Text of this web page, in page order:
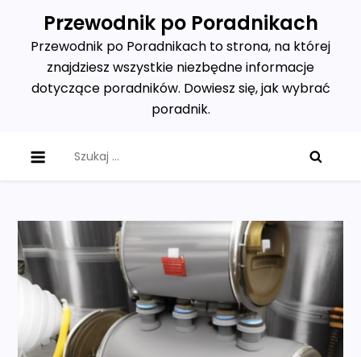
content
Przewodnik po Poradnikach
Przewodnik po Poradnikach to strona, na której
znajdziesz wszystkie niezbędne informacje
dotyczące poradników. Dowiesz się, jak wybrać
poradnik.